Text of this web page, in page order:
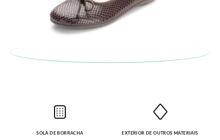
SOLA DE BORRACHA EXTERIOR DE OUTROS MATERIAIS